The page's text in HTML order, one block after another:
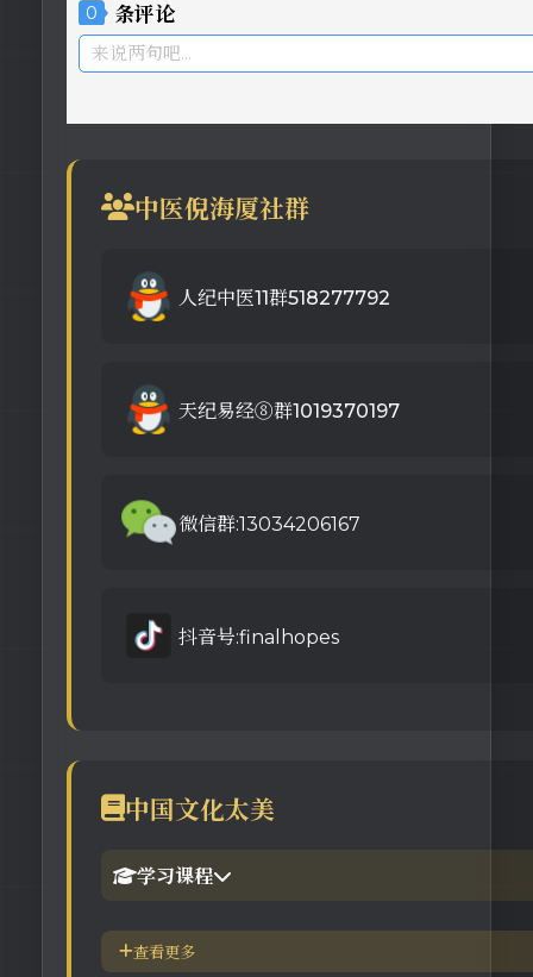
0 条评论
来说两句吧...
中医倪海厦社群
人纪中医11群518277792
天纪易经⑧群1019370197
微信群:13034206167
抖音号:finalhopes
中国文化太美
学习课程
1.倪海厦官网备份版
查看更多